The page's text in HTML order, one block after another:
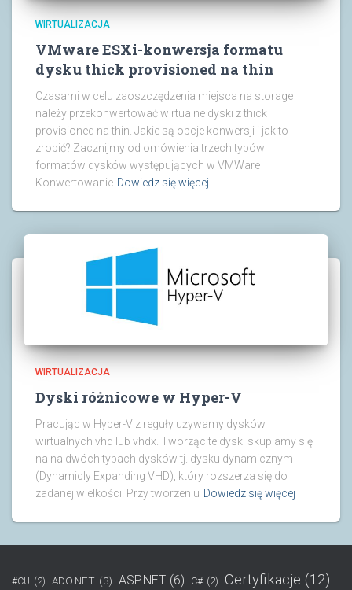
WIRTUALIZACJA
VMware ESXi-konwersja formatu
dysku thick provisioned na thin
Czasami w celu zaoszczędzenia miejsca na storage
należy przekonwertować wirtualne dyski z thick
provisioned na thin. Jakie są opcje konwersji i jak to
zrobić? Zacznijmy od omówienia trzech typów
formatów dysków występujących w VMWare
Konwertowanie Dowiedz się więcej
WIRTUALIZACJA
Dyski różnicowe w Hyper-V
Pracując w Hyper-V z reguły używamy dysków
wirtualnych vhd lub vhdx. Tworząc te dyski skupiamy się
na na dwóch typach dysków tj. dysku dynamicznym
(Dynamicly Expanding VHD), który rozszerza się do
zadanej wielkości. Przy tworzeniu Dowiedz się więcej
#CU (2) ADO.NET (3) ASP.NET (6) C# (2) Certyfikacje (12)